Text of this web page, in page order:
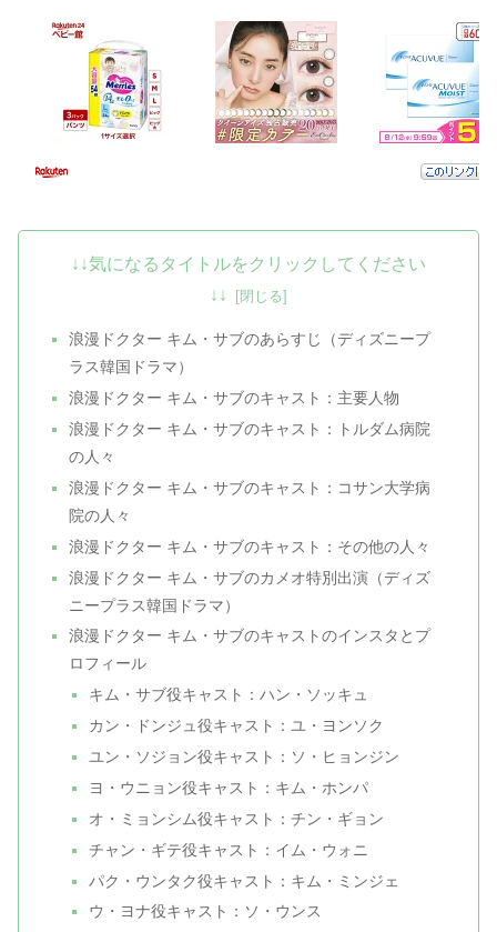
↓↓気になるタイトルをクリックしてください
↓↓
浪漫ドクター キム・サブのあらすじ（ディズニープ
ラス韓国ドラマ）
浪漫ドクター キム・サブのキャスト：主要人物
浪漫ドクター キム・サブのキャスト：トルダム病院
の人々
浪漫ドクター キム・サブのキャスト：コサン大学病
院の人々
浪漫ドクター キム・サブのキャスト：その他の人々
浪漫ドクター キム・サブのカメオ特別出演（ディズ
ニープラス韓国ドラマ）
浪漫ドクター キム・サブのキャストのインスタとプ
ロフィール
キム・サブ役キャスト：ハン・ソッキュ
カン・ドンジュ役キャスト：ユ・ヨンソク
ユン・ソジョン役キャスト：ソ・ヒョンジン
ヨ・ウニョン役キャスト：キム・ホンパ
オ・ミョンシム役キャスト：チン・ギョン
チャン・ギテ役キャスト：イム・ウォニ
パク・ウンタク役キャスト：キム・ミンジェ
ウ・ヨナ役キャスト：ソ・ウンス